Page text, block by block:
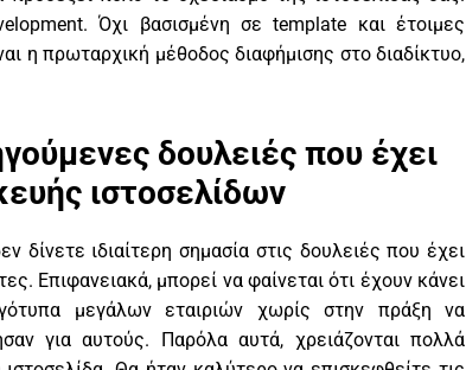
Όχι βασισμένη σε template και έτοιμες
η πρωταρχική μέθοδος διαφήμισης στο διαδίκτυο,
δουλειές που έχει
ιστοσελίδων
δίνετε ιδιαίτερη σημασία στις δουλειές που έχει
Επιφανειακά, μπορεί να φαίνεται ότι έχουν κάνει
μεγάλων εταιριών χωρίς στην πράξη να
για αυτούς. Παρόλα αυτά, χρειάζονται πολλά